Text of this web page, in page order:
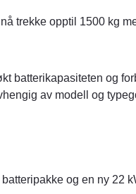
trekke opptil 1500 kg
batterikapasiteten og
av modell og
og en ny 22